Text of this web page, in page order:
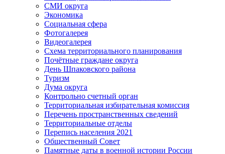
СМИ округа
Экономика
Социальная сфера
Фотогалерея
Видеогалерея
Схема территориального планирования
Почётные граждане округа
День Шпаковского района
Туризм
Дума округа
Контрольно счетный орган
Территориальная избирательная комиссия
Перечень пространственных сведений
Территориальные отделы
Перепись населения 2021
Общественный Совет
Памятные даты в военной истории России